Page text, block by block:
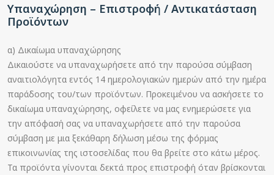
Υπαναχώρηση – Επιστροφή / Αντικατάσταση
Προϊόντων
α) Δικαίωμα υπαναχώρησης
Δικαιούστε να υπαναχωρήσετε από την παρούσα σύμβαση
αναιτιολόγητα εντός 14 ημερολογιακών ημερών από την ημέρα
παράδοσης του/των προϊόντων. Προκειμένου να ασκήσετε το
δικαίωμα υπαναχώρησης, οφείλετε να μας ενημερώσετε για
την απόφασή σας να υπαναχωρήσετε από την παρούσα
σύμβαση με μια ξεκάθαρη δήλωση μέσω της φόρμας
επικοινωνίας της ιστοσελίδας που θα βρείτε στο κάτω μέρος.
Τα προϊόντα γίνονται δεκτά προς επιστροφή όταν βρίσκονται